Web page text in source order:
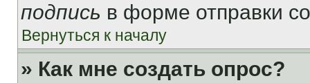
подпись в форме отправки
Вернуться к началу
» Как мне создать опрос?